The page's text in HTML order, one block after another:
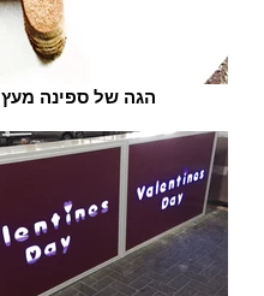
הגה של ספינה מעץ